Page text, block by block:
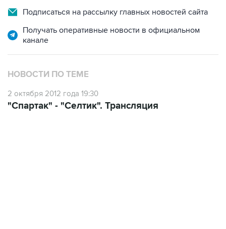
Подписаться на рассылку главных новостей сайта
Получать оперативные новости в официальном
канале
НОВОСТИ ПО ТЕМЕ
2 октября 2012 года 19:30
"Спартак" - "Селтик". Трансляция